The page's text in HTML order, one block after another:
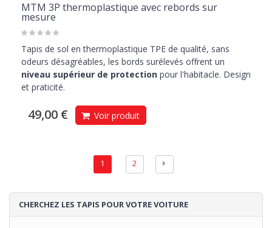
MTM 3P thermoplastique avec rebords sur
mesure
Tapis de sol en thermoplastique TPE de qualité, sans
odeurs désagréables, les bords surélevés offrent un
niveau supérieur de protection pour l'habitacle. Design
et praticité.
49,00 € Voir produit
1 2
CHERCHEZ LES TAPIS POUR VOTRE VOITURE